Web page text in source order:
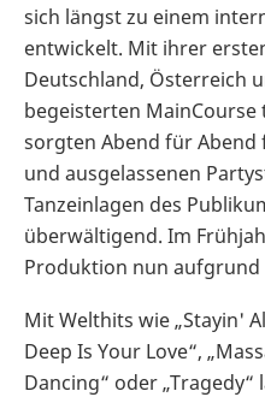
sich längst zu einem
entwickelt. Mit ihrer
Deutschland, Österreich
begeisterten MainCourse
sorgten Abend für
und ausgelassenen
Tanzeinlagen des
überwältigend. Im
Produktion nun
Mit Welthits wie „Stayin'
Deep Is Your Love“,
Dancing“ oder